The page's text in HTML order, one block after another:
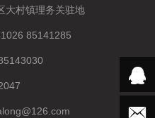
大村镇理务关驻地
85141285